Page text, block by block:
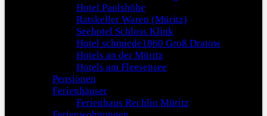
Hotel Paulshöhe
Ratskeller Waren (Müritz)
Seehotel Schloss Klink
Hotel schmiede1860 Groß Dratow
Hotels an der Müritz
Hotels am Fleesensee
Pensionen
Ferienhäuser
Ferienhaus Rechlin Müritz